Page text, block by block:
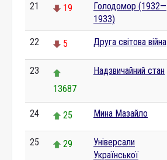
21 19
Голодомор (1932—
1933)
22 5 Друга світова війна
23
13687
Надзвичайний стан
24 25 Мина Мазайло
25 29
Універсали
Української